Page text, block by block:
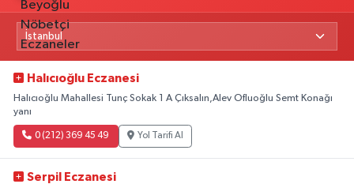
Halıcıoğlu Eczanesi
Halıcıoğlu Mahallesi Tunç Sokak 1 A Çıksalın,Alev Ofluoğlu Semt Konağı
yanı
0 (212) 369 45 49 Yol Tarifi Al
Serpil Eczanesi